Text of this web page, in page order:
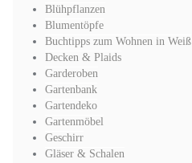
Blühpflanzen
Blumentöpfe
Buchtipps zum Wohnen in Weiß
Decken & Plaids
Garderoben
Gartenbank
Gartendeko
Gartenmöbel
Geschirr
Gläser & Schalen